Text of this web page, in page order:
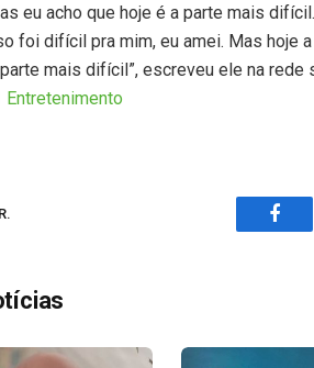
eu acho que hoje é a parte mais
foi difícil pra mim, eu amei. Mas hoje
mais difícil”, escreveu ele na rede
Entretenimento